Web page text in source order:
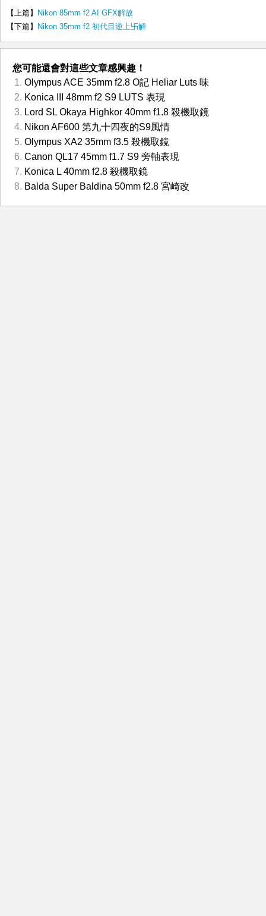
【上篇】
Nikon 85mm f2 AI GFX解放
【下篇】
Nikon 35mm f2 初代目逆上卐解
您可能還會對這些文章感興趣！
Olympus ACE 35mm f2.8 O記 Heliar Luts 味
Konica III 48mm f2 S9 LUTS 表現
Lord SL Okaya Highkor 40mm f1.8 殺機取鏡
Nikon AF600 第九十四夜的S9風情
Olympus XA2 35mm f3.5 殺機取鏡
Canon QL17 45mm f1.7 S9 旁軸表現
Konica L 40mm f2.8 殺機取鏡
Balda Super Baldina 50mm f2.8 宮崎改